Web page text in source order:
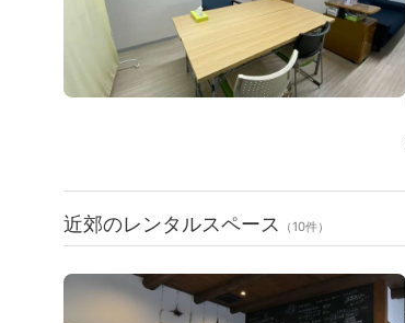
近郊のレンタルスペース （10件）